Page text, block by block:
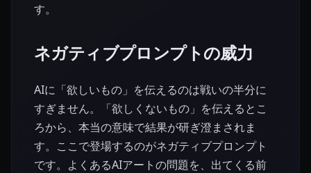
す。
ネガティブプロンプトの威力
AIに「欲しいもの」を伝えるのは戦いの半分に
すぎません。「欲しくないもの」を伝えるとこ
ろから、本当の意味で結果が研ぎ澄まされま
す。ここで登場するのがネガティブプロンプト
です。よくあるAIアートの問題を、出てくる前